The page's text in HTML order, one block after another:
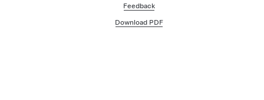
Feedback
Download PDF